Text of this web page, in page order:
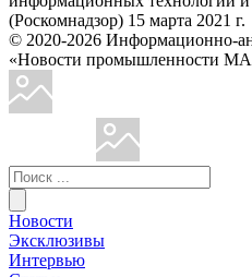
(Роскомнадзор) 15 марта 2021 г.
© 2020-2026 Информационно-
«Новости промышленности
Новости
Эксклюзивы
Интервью